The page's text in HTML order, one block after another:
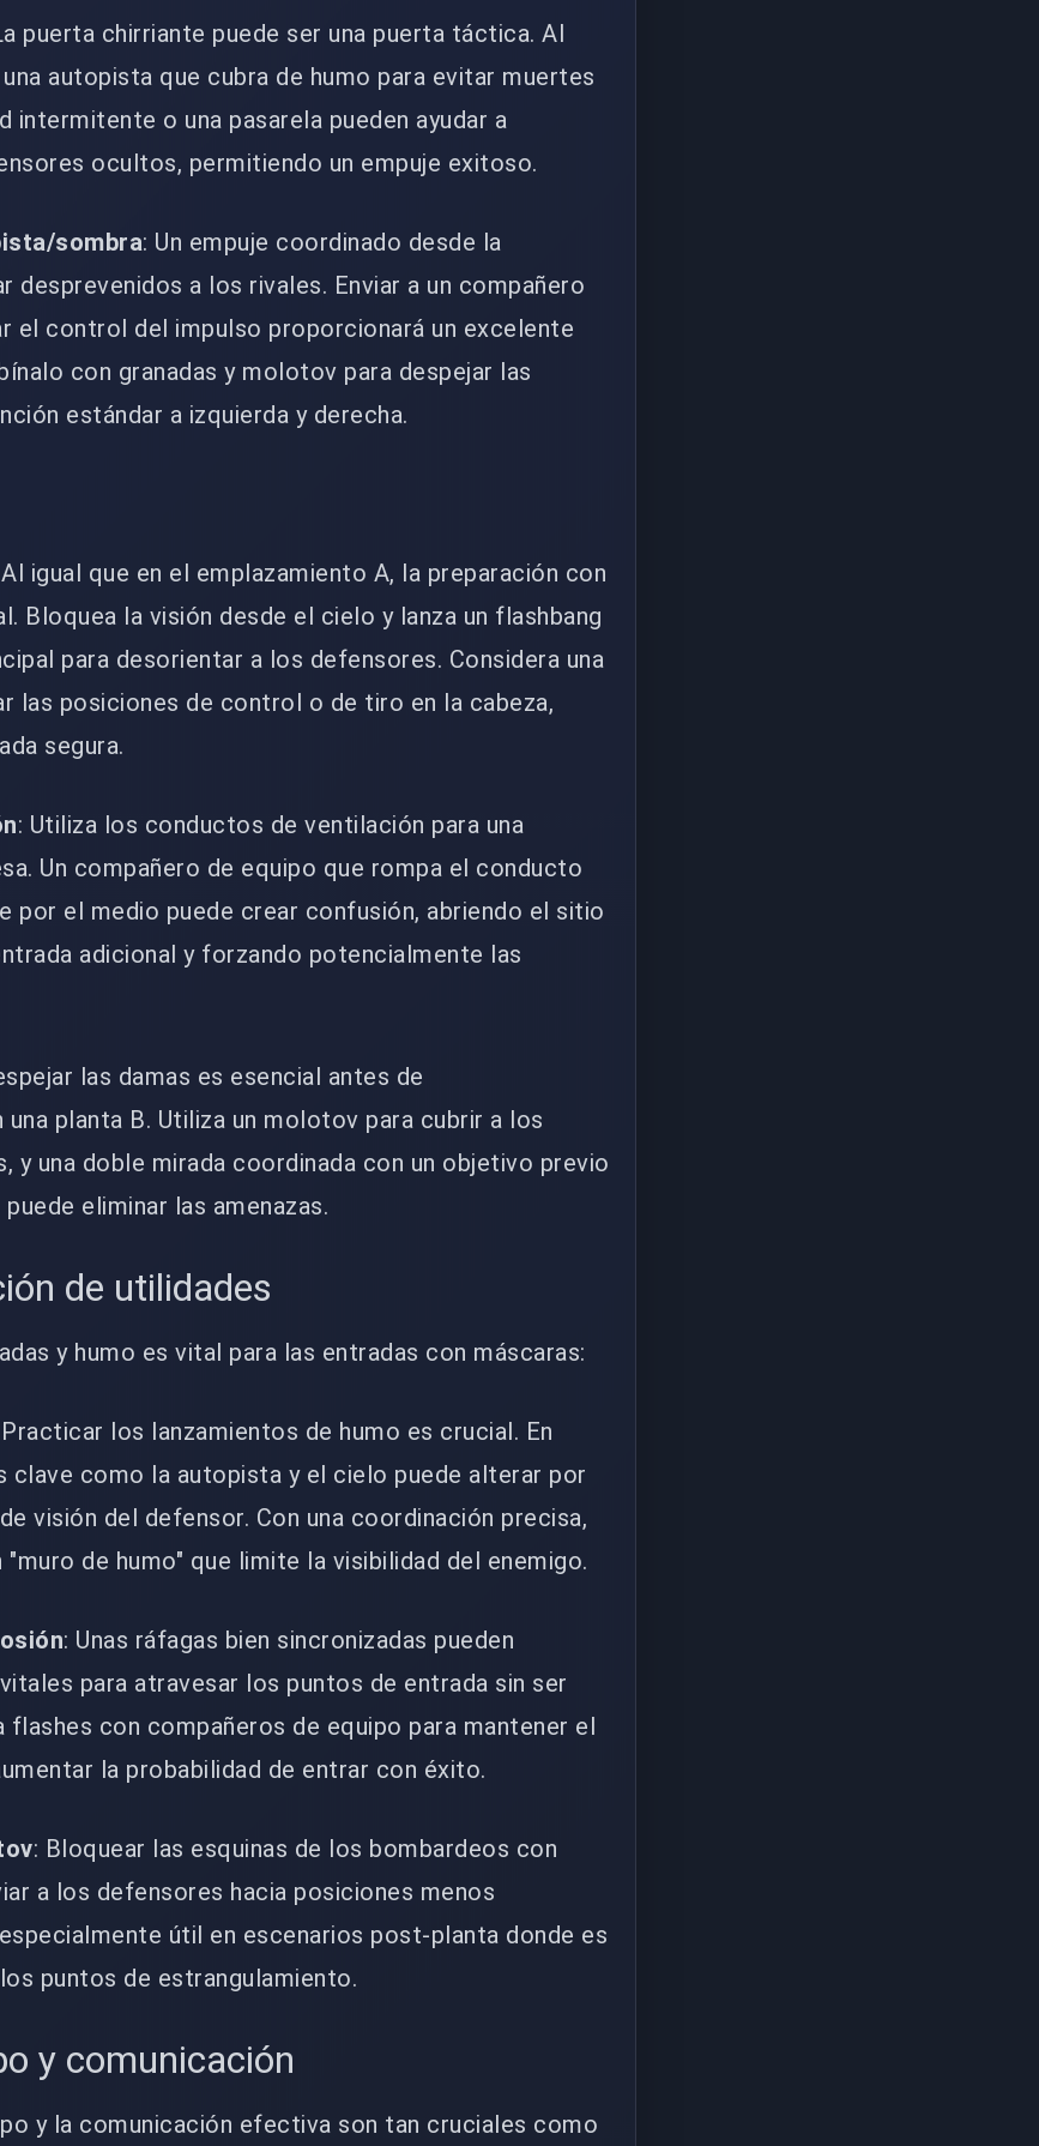
puerta chirriante puede ser una puerta táctica. Al
autopista que cubra de humo para evitar muertes
intermitente o una pasarela pueden ayudar a
ocultos, permitiendo un empuje exitoso.
sombra: Un empuje coordinado desde la
desprevenidos a los rivales. Enviar a un compañero
el control del impulso proporcionará un excelente
con granadas y molotov para despejar las
estándar a izquierda y derecha.
igual que en el emplazamiento A, la preparación con
Bloquea la visión desde el cielo y lanza un flashbang
para desorientar a los defensores. Considera una
las posiciones de control o de tiro en la cabeza,
segura.
: Utiliza los conductos de ventilación para una
Un compañero de equipo que rompa el conducto
por el medio puede crear confusión, abriendo el sitio
adicional y forzando potencialmente las
las damas es esencial antes de
planta B. Utiliza un molotov para cubrir a los
y una doble mirada coordinada con un objetivo previo
eliminar las amenazas.
de utilidades
y humo es vital para las entradas con máscaras:
los lanzamientos de humo es crucial. En
clave como la autopista y el cielo puede alterar por
visión del defensor. Con una coordinación precisa,
"muro de humo" que limite la visibilidad del enemigo.
: Unas ráfagas bien sincronizadas pueden
para atravesar los puntos de entrada sin ser
flashes con compañeros de equipo para mantener el
la probabilidad de entrar con éxito.
: Bloquear las esquinas de los bombardeos con
a los defensores hacia posiciones menos
útil en escenarios post-planta donde es
puntos de estrangulamiento.
y comunicación
y la comunicación efectiva son tan cruciales como